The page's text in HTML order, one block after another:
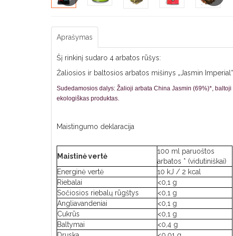
Previous Next
Aprašymas
Šį rinkinį sudaro 4 arbatos rūšys:
Žaliosios ir baltosios arbatos mišinys „Jasmin
Sudedamosios dalys: Žalioji arbata China Jasmin (69%)*,
ekologiškas produktas.
Maistingumo deklaracija
Maistinė vertė
100 ml paruoštos
arbatos * (vidutiniškai)
Energinė vertė
10 kJ / 2 kcal
Riebalai
<0,1 g
Sočiosios riebalų rūgštys
<0,1 g
Angliavandeniai
<0,1 g
Cukrūs
<0,1 g
Baltymai
<0,4 g